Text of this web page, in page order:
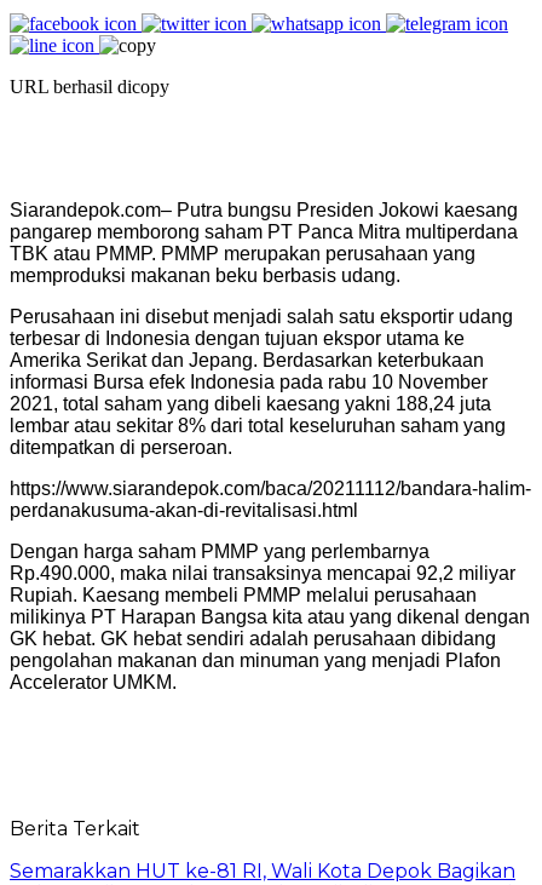
URL berhasil dicopy
Siarandepok.com– Putra bungsu Presiden Jokowi kaesang
pangarep memborong saham PT Panca Mitra multiperdana
TBK atau PMMP. PMMP merupakan perusahaan yang
memproduksi makanan beku berbasis udang.
Perusahaan ini disebut menjadi salah satu eksportir udang
terbesar di Indonesia dengan tujuan ekspor utama ke
Amerika Serikat dan Jepang. Berdasarkan keterbukaan
informasi Bursa efek Indonesia pada rabu 10 November
2021, total saham yang dibeli kaesang yakni 188,24 juta
lembar atau sekitar 8% dari total keseluruhan saham yang
ditempatkan di perseroan.
https://www.siarandepok.com/baca/20211112/bandara-halim-
perdanakusuma-akan-di-revitalisasi.html
Dengan harga saham PMMP yang perlembarnya
Rp.490.000, maka nilai transaksinya mencapai 92,2 miliyar
Rupiah. Kaesang membeli PMMP melalui perusahaan
milikinya PT Harapan Bangsa kita atau yang dikenal dengan
GK hebat. GK hebat sendiri adalah perusahaan dibidang
pengolahan makanan dan minuman yang menjadi Plafon
Accelerator UMKM.
Berita Terkait
Semarakkan HUT ke-81 RI, Wali Kota Depok Bagikan